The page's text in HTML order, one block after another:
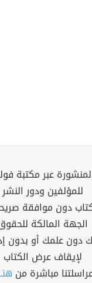
عبر مكتبة
للمؤلفين ودور النشر
دون موافقة
الجهة المالكة
دون علمك أو بدون
لإيقاف عرض الكتاب
مباشرة من